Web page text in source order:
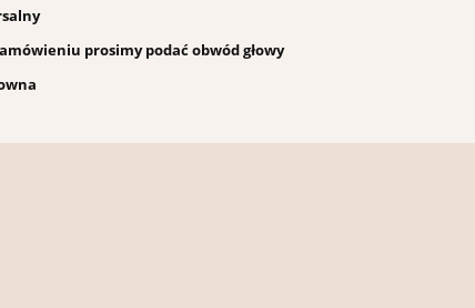
prosimy podać obwód głowy